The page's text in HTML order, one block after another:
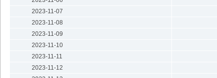
2023-11-07
2023-11-08
2023-11-09
2023-11-10
2023-11-11
2023-11-12